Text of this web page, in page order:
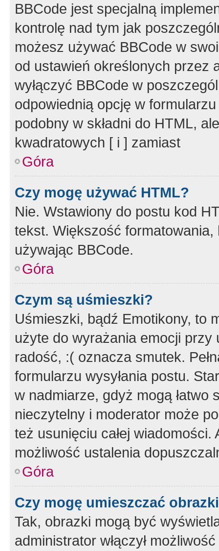
BBCode jest specjalną
kontrolę nad tym jak
możesz używać BBCode w
od ustawień określonych przez
wyłączyć BBCode w
odpowiednią opcję w
podobny w składni do HTML,
kwadratowych [ i ] zamiast
Góra
Czy mogę używać HTML?
Nie. Wstawiony do postu kod
tekst. Większość
używając BBCode.
Góra
Czym są uśmieszki?
Uśmieszki, bądź Emotikony, to
użyte do wyrażania emocji
radość, :( oznacza smutek.
formularzu wysyłania postu.
w nadmiarze, gdyż mogą
nieczytelny i moderator może
też usunięciu całej
możliwość ustalenia
Góra
Czy mogę umieszczać
Tak, obrazki mogą być
administrator włączył